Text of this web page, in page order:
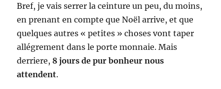
Bref, je vais serrer la ceinture un peu, du moins,
en prenant en compte que Noël arrive, et que
quelques autres « petites » choses vont taper
allégrement dans le porte monnaie. Mais
derriere, 8 jours de pur bonheur nous
attendent.